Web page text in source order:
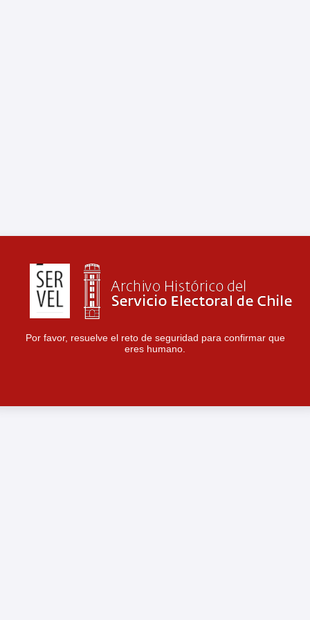
Por favor, resuelve el reto de seguridad para confirmar que
eres humano.